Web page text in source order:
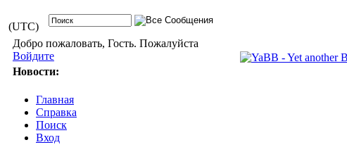
(UTC)
Добро пожаловать, Гость. Пожалуйста
Войдите
Новости:
Главная
Справка
Поиск
Вход